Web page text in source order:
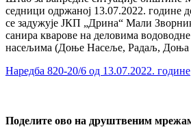
седници одржаној 13.07.2022. године
се задужује ЈКП „Дрина“ Мали
санира кварове на деловима
насељима (Доње Насеље, Радаљ, Доња
Наредба 820-20/6 од 13.07.2022. године
Поделите ово на друштвеним